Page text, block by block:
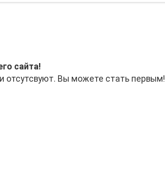
сайта!
отсутсвуют. Вы можете стать первым!